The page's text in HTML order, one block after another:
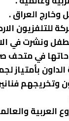
وخارج العراق .
لتوعية الطفل
في متحف
بأمتياز
وتخريجهم
العربية